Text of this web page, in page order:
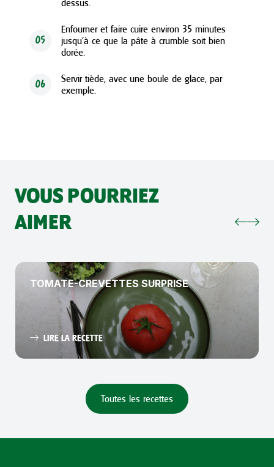
dessus.
05
Enfourner et faire cuire environ 35 minutes
jusqu’à ce que la pâte à crumble soit bien
dorée.
06
Servir tiède, avec une boule de glace, par
exemple.
VOUS POURRIEZ
AIMER
TOMATE-CREVETTES SURPRISE
LIRE LA RECETTE
Toutes les recettes